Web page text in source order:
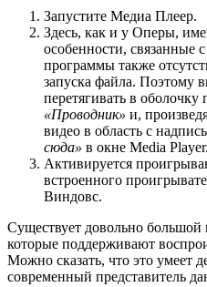
Запустите Медиа Плеер.
Здесь, как и у Оперы,
особенности, связанные
программы также
запуска файла. Поэтому
перетягивать в
«Проводник» и,
видео в область с
сюда» в окне Media Player.
Активируется
встроенного
Виндовс.
Существует довольно большой
которые поддерживают
Можно сказать, что это умеет
современный представитель